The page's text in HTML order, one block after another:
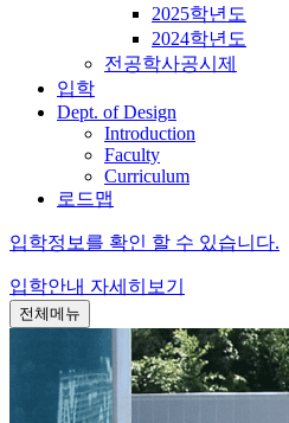
2025학년도
2024학년도
전공학사공시제
입학
Dept. of Design
Introduction
Faculty
Curriculum
로드맵
입학정보를 확인 할 수 있습니다.
입학안내 자세히보기
전체메뉴